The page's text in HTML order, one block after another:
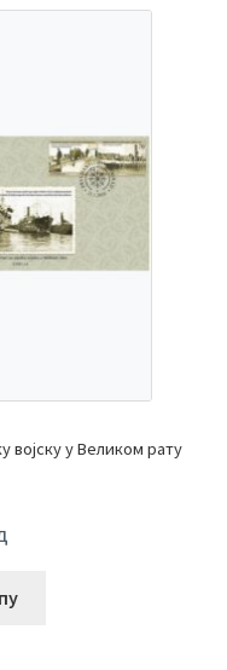
војску у Великом рату